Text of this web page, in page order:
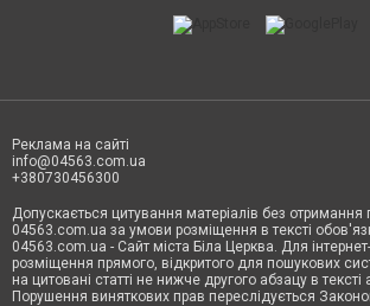
Реклама на сайті
info@04563.com.ua
+380730456300
Допускається цитування матеріалів без отримання
04563.com.ua за умови розміщення в тексті
04563.com.ua - Сайт міста Біла Церква. Для
розміщення прямого, відкритого для пошукових
на цитовані статті не нижче другого абзацу в
Порушення виняткових прав переслідується